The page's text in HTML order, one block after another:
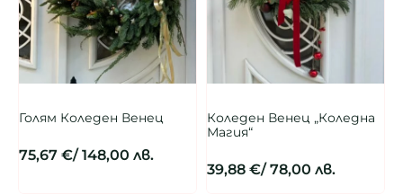
Голям Коледен Венец
75,67 €/ 148,00 лв.
Коледен Венец „Коледна
Магия“
39,88 €/ 78,00 лв.